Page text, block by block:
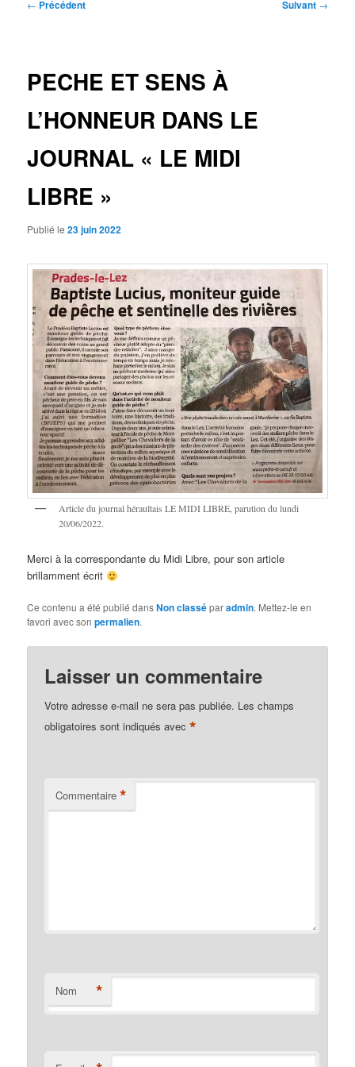
← Précédent Suivant →
PECHE ET SENS À
L’HONNEUR DANS LE
JOURNAL « LE MIDI
LIBRE »
Publié le23 juin 2022
Article du journal héraultais LE MIDI LIBRE, parution du lundi
20/06/2022.
Merci à la correspondante du Midi Libre, pour son article
brillamment écrit
Ce contenu a été publié dansNon classéparadmin. Mettez-le en
favori avec sonpermalien.
Laisser un commentaire
Votre adresse e-mail ne sera pas publiée. Les champs
obligatoires sont indiqués avec*
Commentaire *
Nom *